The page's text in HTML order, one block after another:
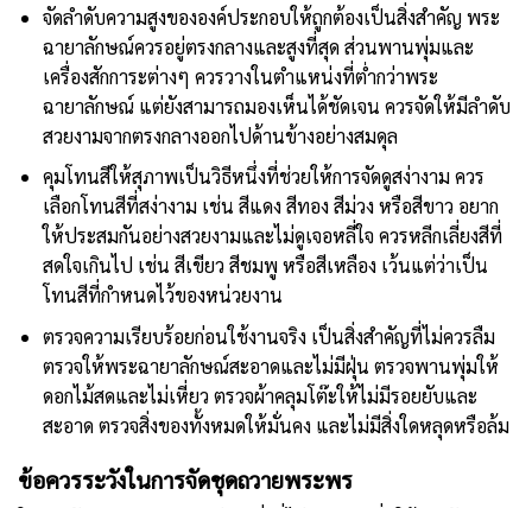
จัดลำดับความสูงขององค์ประกอบให้ถูกต้องเป็นสิ่งสำคัญ พระ
ฉายาลักษณ์ควรอยู่ตรงกลางและสูงที่สุด ส่วนพานพุ่มและ
เครื่องสักการะต่างๆ ควรวางในตำแหน่งที่ต่ำกว่าพระ
ฉายาลักษณ์ แต่ยังสามารถมองเห็นได้ชัดเจน ควรจัดให้มีลำดับ
สวยงามจากตรงกลางออกไปด้านข้างอย่างสมดุล
คุมโทนสีให้สุภาพเป็นวิธีหนึ่งที่ช่วยให้การจัดดูสง่างาม ควร
เลือกโทนสีที่สง่างาม เช่น สีแดง สีทอง สีม่วง หรือสีขาว อยาก
ให้ประสมกันอย่างสวยงามและไม่ดูเจอหลี่ใจ ควรหลีกเลี่ยงสีที่
สดใจเกินไป เช่น สีเขียว สีชมพู หรือสีเหลือง เว้นแต่ว่าเป็น
โทนสีที่กำหนดไว้ของหน่วยงาน
ตรวจความเรียบร้อยก่อนใช้งานจริง เป็นสิ่งสำคัญที่ไม่ควรลืม
ตรวจให้พระฉายาลักษณ์สะอาดและไม่มีฝุ่น ตรวจพานพุ่มให้
ดอกไม้สดและไม่เหี่ยว ตรวจผ้าคลุมโต๊ะให้ไม่มีรอยยับและ
สะอาด ตรวจสิ่งของทั้งหมดให้มั่นคง และไม่มีสิ่งใดหลุดหรือล้ม
ข้อควรระวังในการจัดชุดถวายพระพร